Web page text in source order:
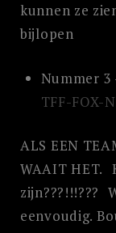
kunnen ze
bijlopen
Nummer 3
TFF-FOX-
ALS EEN
WAAIT HET.
zijn???!!!???
eenvoudig.